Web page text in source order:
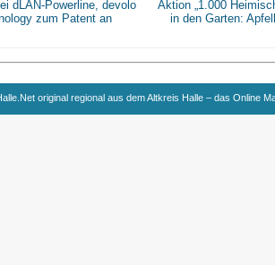
dLAN-Powerline, devolo
zum Patent an
Aktion „1.000
in den Garten:
original regional aus dem Altkreis Halle – das Online